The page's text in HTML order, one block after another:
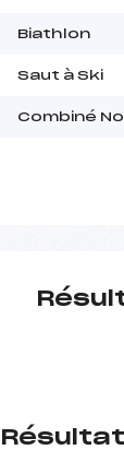
Biathlon
Saut à Ski
Combiné